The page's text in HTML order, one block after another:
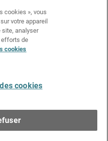
cookies », vous
votre appareil
site, analyser
efforts de
cookies
cookies